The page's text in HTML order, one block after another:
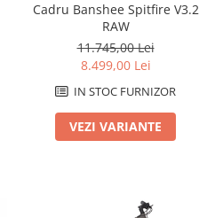
Cadru Banshee Spitfire V3.2
RAW
11.745,00 Lei
8.499,00 Lei
IN STOC FURNIZOR
VEZI VARIANTE